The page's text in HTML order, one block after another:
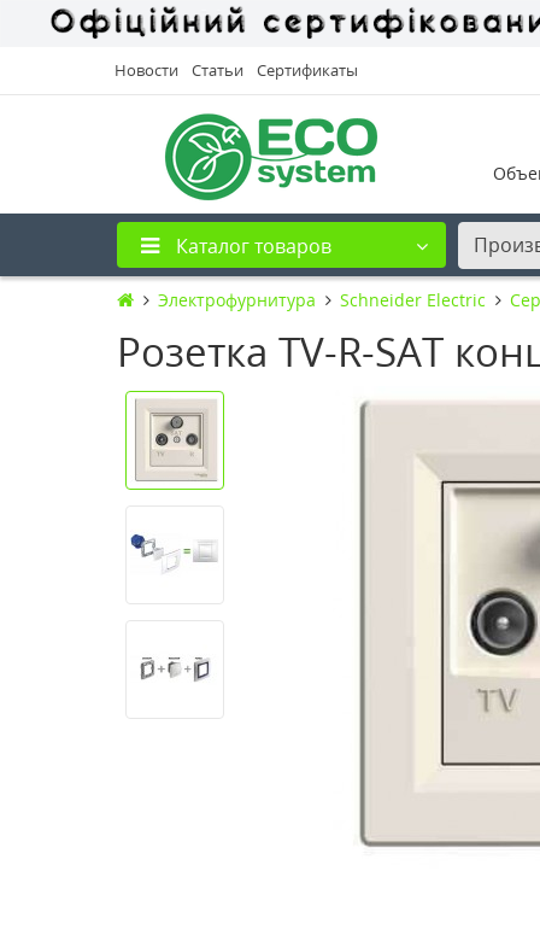
Новости Статьи Сертификаты
Каталог товаров
Электрофурнитура Schneider Electric
Розетка TV-R-SAT